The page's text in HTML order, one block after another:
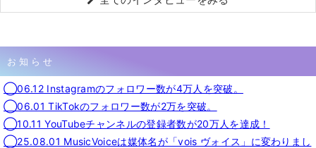
お知らせ
◯06.12 Instagramのフォロワー数が4万人を突破。
◯06.01 TikTokのフォロワー数が2万を突破。
◯10.11 YouTubeチャンネルの登録者数が20万人を達成！
◯25.08.01 MusicVoiceは媒体名が「vois ヴォイス」に変わりまし